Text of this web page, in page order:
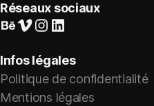
Réseaux sociaux
Suivez-nous sur Behance
Vimeo
Instagram
LinkedIn
Infos légales
Politique de confidentialité
Mentions légales